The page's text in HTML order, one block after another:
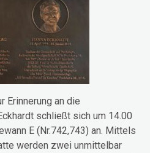
Erinnerung an die
schließt sich um 14.00
E (Nr.742,743) an. Mittels
werden zwei unmittelbar